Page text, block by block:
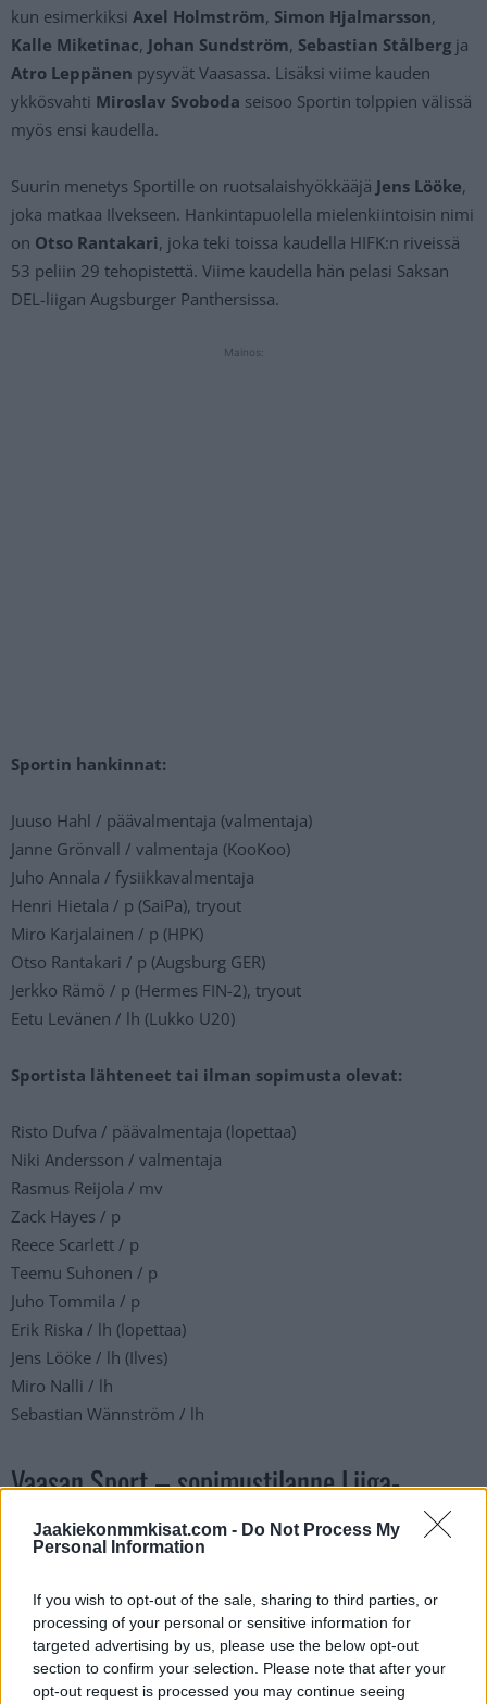
Jaakiekonmmkisat.com - Do Not Process My
Personal Information
If you wish to opt-out of the sale, sharing to third parties, or
processing of your personal or sensitive information for
targeted advertising by us, please use the below opt-out
section to confirm your selection. Please note that after your
opt-out request is processed you may continue seeing
kun esimerkiksi Axel Holmström, Simon Hjalmarsson,
Kalle Miketinac, Johan Sundström, Sebastian Stålberg ja
Atro Leppänen pysyvät Vaasassa. Lisäksi viime kauden
ykkösvahti Miroslav Svoboda seisoo Sportin tolppien välissä
myös ensi kaudella.
Suurin menetys Sportille on ruotsalaishyökkääjä Jens Lööke,
joka matkaa Ilvekseen. Hankintapuolella mielenkiintoisin nimi
on Otso Rantakari, joka teki toissa kaudella HIFK:n riveissä
53 peliin 29 tehopistettä. Viime kaudella hän pelasi Saksan
DEL-liigan Augsburger Panthersissa.
Mainos:
Sportin hankinnat:
Juuso Hahl / päävalmentaja (valmentaja)
Janne Grönvall / valmentaja (KooKoo)
Juho Annala / fysiikkavalmentaja
Henri Hietala / p (SaiPa), tryout
Miro Karjalainen / p (HPK)
Otso Rantakari / p (Augsburg GER)
Jerkko Rämö / p (Hermes FIN-2), tryout
Eetu Levänen / lh (Lukko U20)
Sportista lähteneet tai ilman sopimusta olevat:
Risto Dufva / päävalmentaja (lopettaa)
Niki Andersson / valmentaja
Rasmus Reijola / mv
Zack Hayes / p
Reece Scarlett / p
Teemu Suhonen / p
Juho Tommila / p
Erik Riska / lh (lopettaa)
Jens Lööke / lh (Ilves)
Miro Nalli / lh
Sebastian Wännström / lh
Vaasan Sport – sopimustilanne Liiga-
kaudelle 2024-25:
Miroslav Svoboda (2026)
Puolustajat:Aatu Aarnio (2025), Henri Hietala (tryout),
Valtteri Hietanen (2026), Theodor Johnsson (2025), Miro